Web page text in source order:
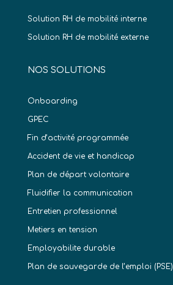
Solution RH de mobilité interne
Solution RH de mobilité externe
NOS SOLUTIONS
Onboarding
GPEC
Fin d’activité programmée
Accident de vie et handicap
Plan de départ volontaire
Fluidifier la communication
Entretien professionnel
Metiers en tension
Employabilite durable
Plan de sauvegarde de l’emploi (PSE)